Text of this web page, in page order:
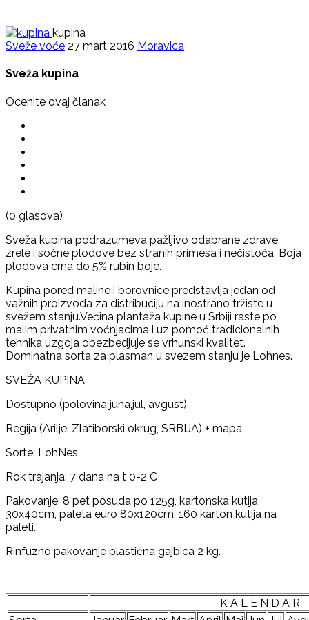
kupina
Sveže voće 27 mart 2016 Moravica
Sveža kupina
Ocenite ovaj članak
(0 glasova)
Sveža kupina podrazumeva pažljivo odabrane zdrave,
zrele i sočne plodove bez stranih primesa i nečistoća. Boja
plodova crna do 5% rubin boje.
Kupina pored maline i borovnice predstavlja jedan od
važnih proizvoda za distribuciju na inostrano tržiste u
svežem stanju.Većina plantaža kupine u Srbiji raste po
malim privatnim voćnjacima i uz pomoć tradicionalnih
tehnika uzgoja obezbedjuje se vrhunski kvalitet.
Dominatna sorta za plasman u svezem stanju je Lohnes.
SVEŽA KUPINA
Dostupno (polovina juna,jul, avgust)
Regija (Arilje, Zlatiborski okrug, SRBIJA) + mapa
Sorte: LohNes
Rok trajanja: 7 dana na t 0-2 C
Pakovanje: 8 pet posuda po 125g, kartonska kutija
30x40cm, paleta euro 80x120cm, 160 karton kutija na
paleti.
Rinfuzno pakovanje plastična gajbica 2 kg.
K A L E N D A R